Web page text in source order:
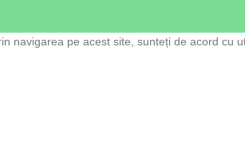
navigarea pe acest site, sunteți de acord cu